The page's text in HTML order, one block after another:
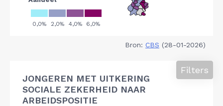
Bron: CBS (28-01-2026)
JONGEREN MET UITKERING
SOCIALE ZEKERHEID NAAR
ARBEIDSPOSITIE
Filters